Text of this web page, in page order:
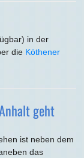
in der
die Köthener
geht
ist neben dem
das